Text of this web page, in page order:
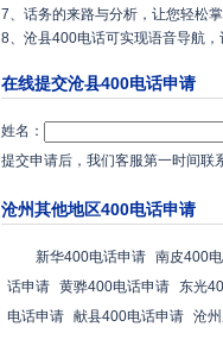
7、话务的来路与分析，让您轻松
8、沧县400电话可实现语音导航
在线提交沧县400电话申请
姓名：
提交申请后，我们客服第一时间联
沧州其他地区400电话申请
新华400电话申请 南皮400
话申请 黄骅400电话申请 东光
电话申请 献县400电话申请 沧